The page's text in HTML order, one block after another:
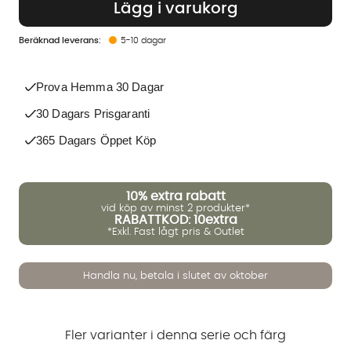
Lägg i varukorg
5-10 dagar
Prova Hemma 30 Dagar
30 Dagars Prisgaranti
365 Dagars Öppet Köp
10% extra rabatt
vid köp av minst 2 produkter*
RABATTKOD: 10extra
*Exkl. Fast lågt pris & Outlet
Handla nu, betala i slutet av oktober
Fler varianter i denna serie och färg